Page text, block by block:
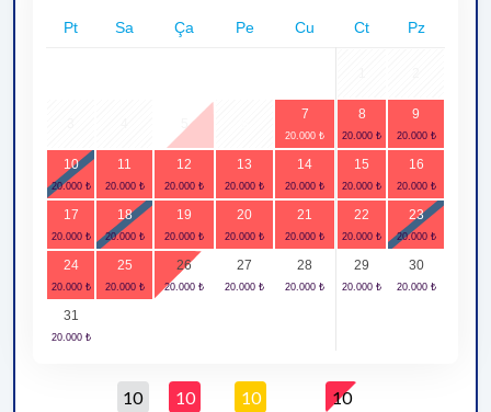
Pt Sa Ça Pe Cu Ct Pz
5
7 8 9
10 11 12 13 14 15 16
17 18 19 20 21 22 23
24 25 26 27 28 29 30
31
10 10 10 10